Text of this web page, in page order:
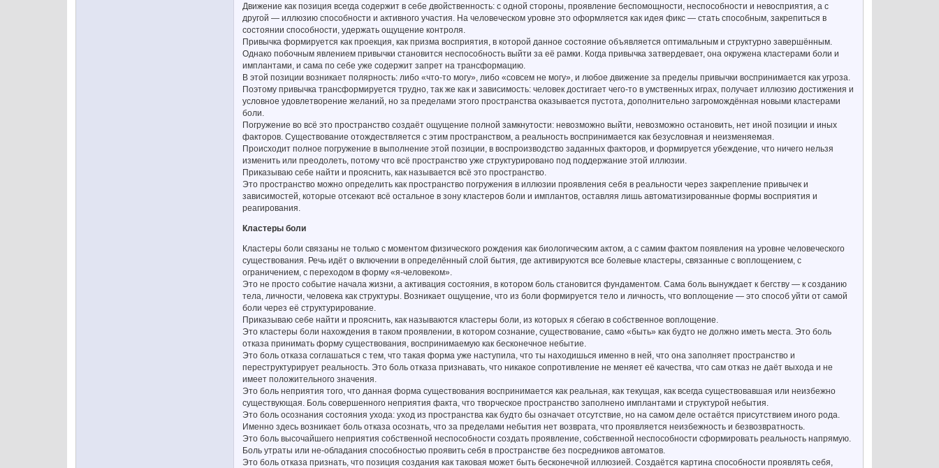
Движение как позиция всегда содержит в себе двойственность: с одной стороны, проявление беспомощности, неспособности и невосприятия, а с
другой — иллюзию способности и активного участия. На человеческом уровне это оформляется как идея фикс — стать способным, закрепиться в
состоянии способности, удержать ощущение контроля.
Привычка формируется как проекция, как призма восприятия, в которой данное состояние объявляется оптимальным и структурно завершённым.
Однако побочным явлением привычки становится неспособность выйти за её рамки. Когда привычка затвердевает, она окружена кластерами боли и
имплантами, и сама по себе уже содержит запрет на трансформацию.
В этой позиции возникает полярность: либо «что-то могу», либо «совсем не могу», и любое движение за пределы привычки воспринимается как угроза.
Поэтому привычка трансформируется трудно, так же как и зависимость: человек достигает чего-то в умственных играх, получает иллюзию достижения и
условное удовлетворение желаний, но за пределами этого пространства оказывается пустота, дополнительно загромождённая новыми кластерами
боли.
Погружение во всё это пространство создаёт ощущение полной замкнутости: невозможно выйти, невозможно остановить, нет иной позиции и иных
факторов. Существование отождествляется с этим пространством, а реальность воспринимается как безусловная и неизменяемая.
Происходит полное погружение в выполнение этой позиции, в воспроизводство заданных факторов, и формируется убеждение, что ничего нельзя
изменить или преодолеть, потому что всё пространство уже структурировано под поддержание этой иллюзии.
Приказываю себе найти и прояснить, как называется всё это пространство.
Это пространство можно определить как пространство погружения в иллюзии проявления себя в реальности через закрепление привычек и
зависимостей, которые отсекают всё остальное в зону кластеров боли и имплантов, оставляя лишь автоматизированные формы восприятия и
реагирования.
Кластеры боли
Кластеры боли связаны не только с моментом физического рождения как биологическим актом, а с самим фактом появления на уровне человеческого
существования. Речь идёт о включении в определённый слой бытия, где активируются все болевые кластеры, связанные с воплощением, с
ограничением, с переходом в форму «я-человеком».
Это не просто событие начала жизни, а активация состояния, в котором боль становится фундаментом. Сама боль вынуждает к бегству — к созданию
тела, личности, человека как структуры. Возникает ощущение, что из боли формируется тело и личность, что воплощение — это способ уйти от самой
боли через её структурирование.
Приказываю себе найти и прояснить, как называются кластеры боли, из которых я сбегаю в собственное воплощение.
Это кластеры боли нахождения в таком проявлении, в котором сознание, существование, само «быть» как будто не должно иметь места. Это боль
отказа принимать форму существования, воспринимаемую как бесконечное небытие.
Это боль отказа соглашаться с тем, что такая форма уже наступила, что ты находишься именно в ней, что она заполняет пространство и
переструктурирует реальность. Это боль отказа признавать, что никакое сопротивление не меняет её качества, что сам отказ не даёт выхода и не
имеет положительного значения.
Это боль неприятия того, что данная форма существования воспринимается как реальная, как текущая, как всегда существовавшая или неизбежно
существующая. Боль совершенного неприятия факта, что творческое пространство заполнено имплантами и структурой небытия.
Это боль осознания состояния ухода: уход из пространства как будто бы означает отсутствие, но на самом деле остаётся присутствием иного рода.
Именно здесь возникает боль отказа осознать, что за пределами небытия нет возврата, что проявляется неизбежность и безвозвратность.
Это боль высочайшего неприятия собственной неспособности создать проявление, собственной неспособности сформировать реальность напрямую.
Боль утраты или не-обладания способностью проявить себя в пространстве без посредников автоматов.
Это боль отказа признать, что позиция создания как таковая может быть бесконечной иллюзией. Создаётся картина способности проявлять себя,